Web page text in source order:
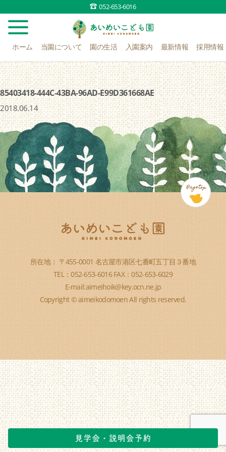
052-653-6016
ホーム 当園について 園の生活 入園案内 最新情報 採用情報
85403418-444C-43BA-96AD-E99D361668AE
2018.06.14
所在地： 〒455-0001 名古屋市港区七番町五丁目３番地
TEL：052-653-6016 FAX：052-653-6029
E-mail:aimeihoik@key.ocn.ne.jp
Copyright © aimeikodomoen All rights reserved.